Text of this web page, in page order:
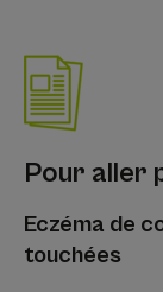
Pour aller
Eczéma de
touchées